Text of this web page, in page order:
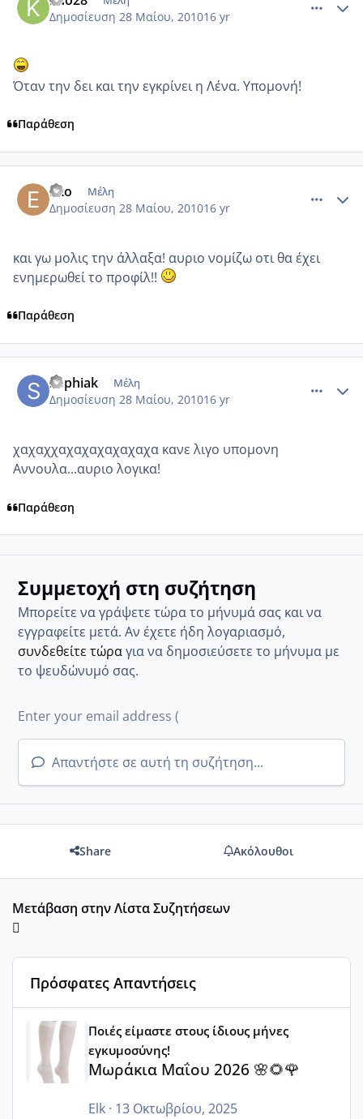
Δημοσίευση 28 Μαίου, 201016 yr
Όταν την δει και την εγκρίνει η Λένα. Υπομονή!
Παράθεση
Eko Μέλη
Δημοσίευση 28 Μαίου, 201016 yr
και γω μολις την άλλαξα! αυριο νομίζω οτι θα έχει
ενημερωθεί το προφίλ!!
Παράθεση
sophiak Μέλη
Δημοσίευση 28 Μαίου, 201016 yr
χαχαχχαχαχαχαχαχαχα κανε λιγο υπομονη
Αννουλα...αυριο λογικα!
Παράθεση
Συμμετοχή στη συζήτηση
Μπορείτε να γράψετε τώρα το μήνυμά σας και να
εγγραφείτε μετά. Αν έχετε ήδη λογαριασμό,
συνδεθείτε τώραγια να δημοσιεύσετε το μήνυμα με
το ψευδώνυμό σας.
Απαντήστε σε αυτή τη συζήτηση...
Share Ακόλουθοι
Μετάβαση στην Λίστα Συζητήσεων
Πρόσφατες Απαντήσεις
Μωράκια Μαΐου 2026 🌸🌻🌹
Ποιές είμαστε στους ίδιους μήνες
εγκυμοσύνης!
Μωράκια Μαΐου 2026 🌸🌻🌹
Elk· 13 Οκτωβρίου, 2025